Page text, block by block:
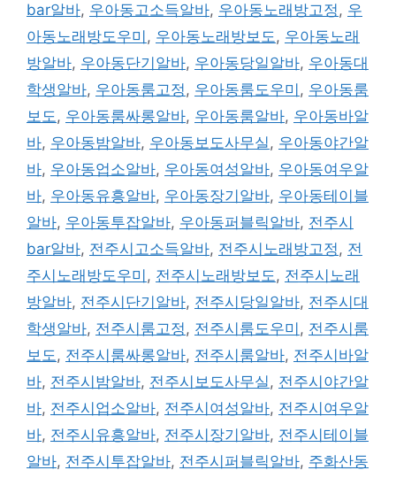
bar알바, 우아동고소득알바, 우아동노래방고정, 우
아동노래방도우미 , 우아동노래방보도, 우아동노래
방알바, 우아동단기알바, 우아동당일알바, 우아동대
학생알바, 우아동룸고정, 우아동룸도우미 , 우아동룸
보도, 우아동룸싸롱알바, 우아동룸알바, 우아동바알
바, 우아동밤알바, 우아동보도사무실, 우아동야간알
바, 우아동업소알바, 우아동여성알바, 우아동여우알
바, 우아동유흥알바, 우아동장기알바, 우아동테이블
알바, 우아동투잡알바, 우아동퍼블릭알바, 전주시
bar알바, 전주시고소득알바, 전주시노래방고정, 전
주시노래방도우미 , 전주시노래방보도, 전주시노래
방알바, 전주시단기알바, 전주시당일알바, 전주시대
학생알바, 전주시룸고정, 전주시룸도우미 , 전주시룸
보도, 전주시룸싸롱알바, 전주시룸알바, 전주시바알
바, 전주시밤알바, 전주시보도사무실, 전주시야간알
바, 전주시업소알바, 전주시여성알바, 전주시여우알
바, 전주시유흥알바, 전주시장기알바, 전주시테이블
알바, 전주시투잡알바, 전주시퍼블릭알바, 주화산동